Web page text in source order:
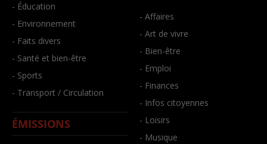
- Éducation
- Environnement
- Faits divers
- Santé et bien-être
- Sports
- Transport / Circulation
ÉMISSIONS
- Affaires
- Art de vivre
- Bien-être
- Emploi
- Finances
- Infos citoyennes
- Loisirs
- Musique